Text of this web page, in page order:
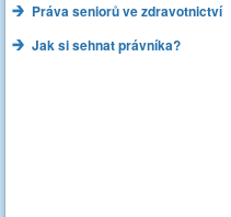
Práva seniorů ve zdravotnictví
Jak si sehnat právníka?